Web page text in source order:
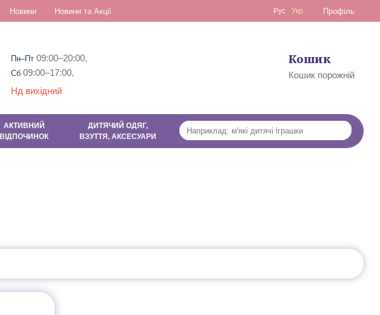
Новини Новини та Акції Профіль
Рус Укр
Пн–Пт 09:00–20:00,
Сб 09:00–17:00,
Нд вихідний
Кошик
Кошик порожній
АКТИВНИЙ
ВІДПОЧИНОК
ДИТЯЧИЙ ОДЯГ,
ВЗУТТЯ, АКСЕСУАРИ